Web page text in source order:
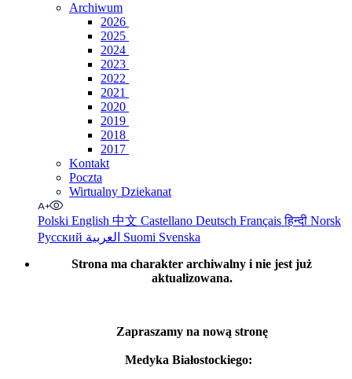
Archiwum
2026
2025
2024
2023
2022
2021
2020
2019
2018
2017
Kontakt
Poczta
Wirtualny Dziekanat
Polski English 中文 Castellano Deutsch Françaisहिन्दी Norsk
Русский
Suomi Svenska
Strona ma charakter archiwalny i nie jest już
aktualizowana.
Zapraszamy na nową stronę
Medyka Białostockiego: